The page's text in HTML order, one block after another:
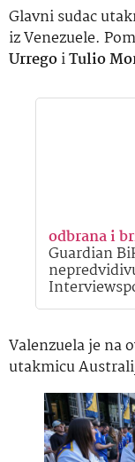
Glavni sudac
iz Venezuele.
UrregoiTulio
odbrana i
Guardian
Valenzuela je na
utakmicu